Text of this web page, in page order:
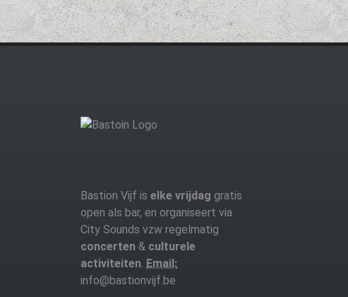
Bastion Vijf is elke vrijdag gratis
open als bar, en organiseert via
City Sounds vzw regelmatig
concerten & culturele
activiteiten. Email:
info@bastionvijf.be